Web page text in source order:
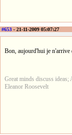
#653 - 21-11-2009 05:07:27
Bon, aujourd'hui je n'arrive
Great minds discuss ideas;
Eleanor Roosevelt